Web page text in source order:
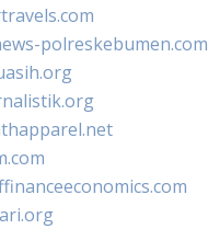
polreskebumen.com